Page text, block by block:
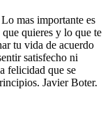
mas importante es
quieres y lo que te
tu vida de acuerdo
satisfecho ni
felicidad que se
Javier Boter.